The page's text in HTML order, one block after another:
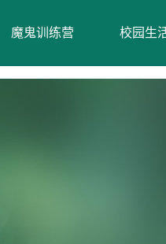
魔鬼训练营 校园生